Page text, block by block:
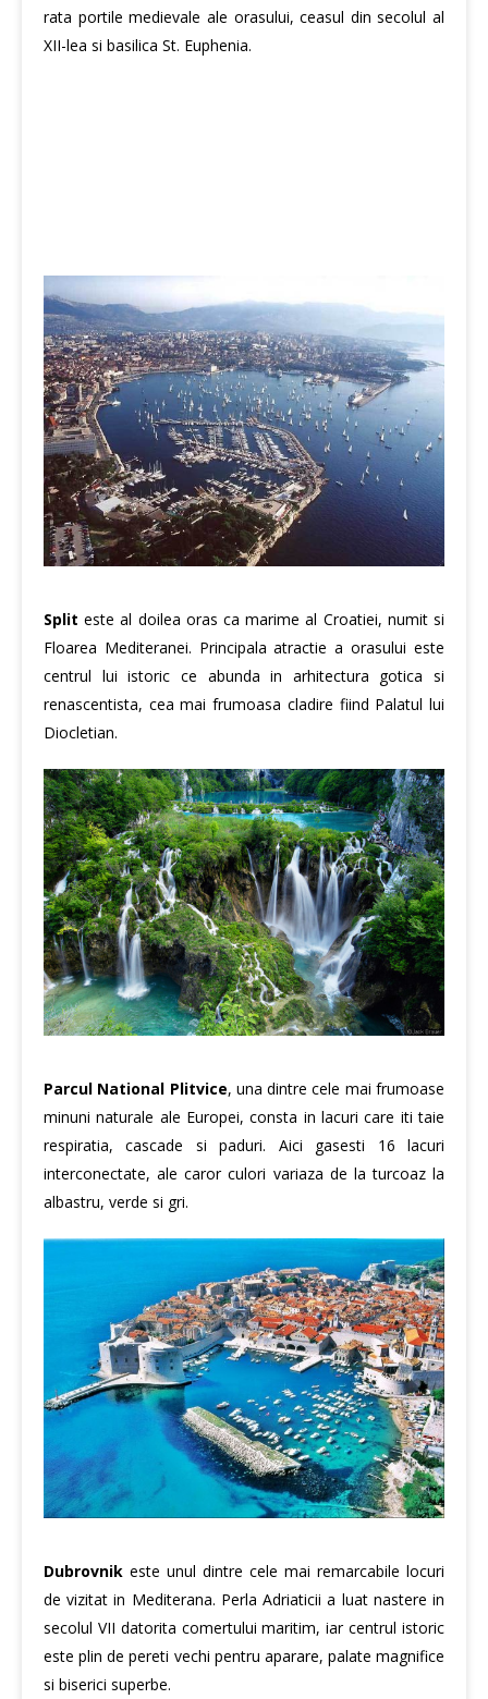
rata portile medievale ale orasului, ceasul din secolul al
XII-lea si basilica St. Euphenia.
Split este al doilea oras ca marime al Croatiei, numit si
Floarea Mediteranei. Principala atractie a orasului este
centrul lui istoric ce abunda in arhitectura gotica si
renascentista, cea mai frumoasa cladire fiind Palatul lui
Diocletian.
Parcul National Plitvice, una dintre cele mai frumoase
minuni naturale ale Europei, consta in lacuri care iti taie
respiratia, cascade si paduri. Aici gasesti 16 lacuri
interconectate, ale caror culori variaza de la turcoaz la
albastru, verde si gri.
Dubrovnik este unul dintre cele mai remarcabile locuri
de vizitat in Mediterana. Perla Adriaticii a luat nastere in
secolul VII datorita comertului maritim, iar centrul istoric
este plin de pereti vechi pentru aparare, palate magnifice
si biserici superbe.